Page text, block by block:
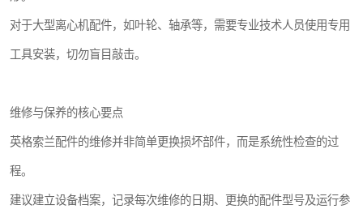
对于大型离心机配件，如叶轮、轴承等，需要专业技术人员使用专用
工具安装，切勿盲目敲击。
维修与保养的核心要点
英格索兰配件的维修并非简单更换损坏部件，而是系统性检查的过
程。
建议建立设备档案，记录每次维修的日期、更换的配件型号及运行参